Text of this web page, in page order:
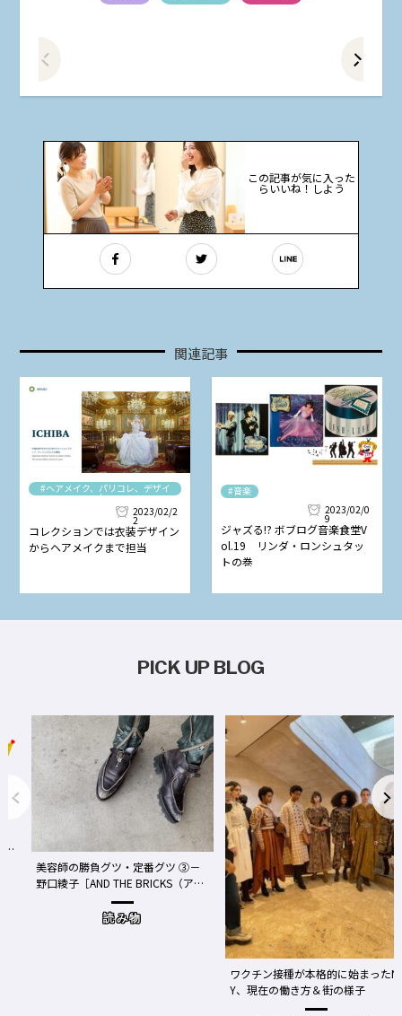
この記事が気に入った
らいいね！しよう
関連記事
#ヘアメイク、パリコレ、デザイ
ナー
2023/02/2
2
コレクションでは衣装デザイン
からヘアメイクまで担当
#音楽
2023/02/0
9
ジャズる!? ボブログ音楽食堂V
ol.19 リンダ・ロンシュタッ
トの巻
PICK UP BLOG
美容師の勝負グツ・定番グツ ③－
野口綾子［AND THE BRICKS（アン
ドザブリックス）／神奈川県鎌倉
読み物
ワクチン接種が本格的に始まったN
Y、現在の働き方＆街の様子